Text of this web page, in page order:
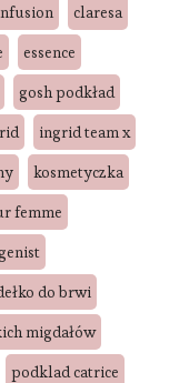
claresa
essence
gosh podkład
ingrid team x
kosmetyczka
femme
do brwi
migdałów
podklad catrice